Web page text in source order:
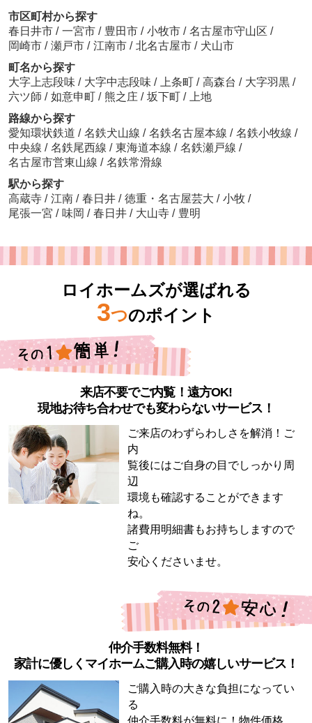
市区町村から探す
春日井市 / 一宮市 / 豊田市 / 小牧市 / 名古屋市守山区 /
岡崎市 / 瀬戸市 / 江南市 / 北名古屋市 / 犬山市
町名から探す
大字上志段味 / 大字中志段味 / 上条町 / 高森台 / 大字羽黒 /
六ツ師 / 如意申町 / 熊之庄 / 坂下町 /
上地
路線から探す
愛知環状鉄道 / 名鉄犬山線 / 名鉄名古屋本線 / 名鉄小牧線 /
中央線 / 名鉄尾西線 / 東海道本線 / 名鉄瀬戸線 /
名古屋市営東山線 / 名鉄常滑線
駅から探す
高蔵寺 / 江南 / 春日井 / 徳重・名古屋芸大 / 小牧 /
尾張一宮 / 味岡 / 春日井 / 大山寺 / 豊明
ロイホームズが選ばれる
3つのポイント
来店不要でご内覧！遠方OK!
現地お待ち合わせでも変わらないサービス！
ご来店のわずらわしさを解消！ご
内
覧後にはご自身の目でしっかり周
辺
環境も確認することができます
ね。
諸費用明細書もお持ちしますので
ご
安心くださいませ。
仲介手数料無料！
家計に優しくマイホームご購入時の嬉しいサービス！
ご購入時の大きな負担になってい
る